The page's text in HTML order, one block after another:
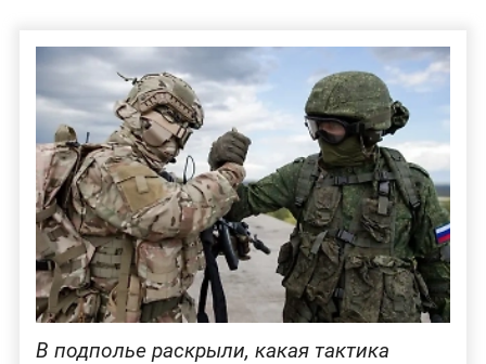
В подполье раскрыли, какая тактика